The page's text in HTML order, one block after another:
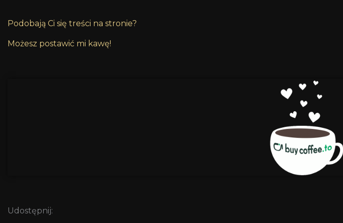
Podobają Ci się treści na stronie?
Możesz postawić mi kawę!
Udostępnij: